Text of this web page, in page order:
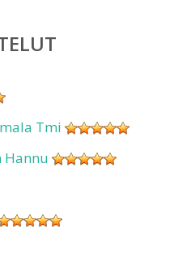
Tmi
Hannu